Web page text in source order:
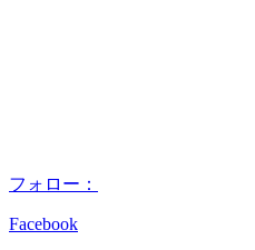
フォロー：
Facebook